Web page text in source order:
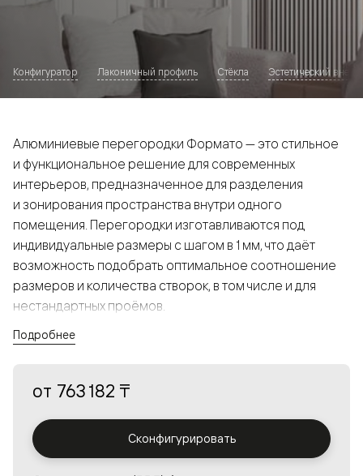
Конфигуратор Лаконичный профиль Стёкла Эстетический
Алюминиевые перегородки Формато — это стильное
и функциональное решение для современных
интерьеров, предназначенное для разделения
и зонирования пространства внутри одного
помещения. Перегородки изготавливаются под
индивидуальные размеры с шагом в 1 мм, что даёт
возможность подобрать оптимальное соотношение
размеров и количества створок, в том числе и для
нестандартных проёмов.
а большой выбор вставок из стекла с различными
решения в интерьере и варьировать освещённость.
Подробнее
от 763 182 ₸
Сконфигурировать